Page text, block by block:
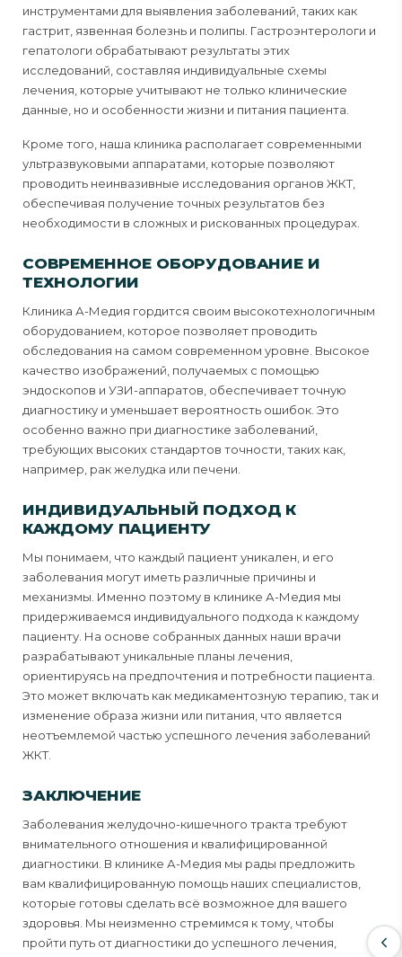
инструментами для выявления заболеваний, таких как
гастрит, язвенная болезнь и полипы. Гастроэнтерологи и
гепатологи обрабатывают результаты этих
исследований, составляя индивидуальные схемы
лечения, которые учитывают не только клинические
данные, но и особенности жизни и питания пациента.
Кроме того, наша клиника располагает современными
ультразвуковыми аппаратами, которые позволяют
проводить неинвазивные исследования органов ЖКТ,
обеспечивая получение точных результатов без
необходимости в сложных и рискованных процедурах.
СОВРЕМЕННОЕ ОБОРУДОВАНИЕ И
ТЕХНОЛОГИИ
Клиника А-Медия гордится своим высокотехнологичным
оборудованием, которое позволяет проводить
обследования на самом современном уровне. Высокое
качество изображений, получаемых с помощью
эндоскопов и УЗИ-аппаратов, обеспечивает точную
диагностику и уменьшает вероятность ошибок. Это
особенно важно при диагностике заболеваний,
требующих высоких стандартов точности, таких как,
например, рак желудка или печени.
ИНДИВИДУАЛЬНЫЙ ПОДХОД К
КАЖДОМУ ПАЦИЕНТУ
Мы понимаем, что каждый пациент уникален, и его
заболевания могут иметь различные причины и
механизмы. Именно поэтому в клинике А-Медия мы
придерживаемся индивидуального подхода к каждому
пациенту. На основе собранных данных наши врачи
разрабатывают уникальные планы лечения,
ориентируясь на предпочтения и потребности пациента.
Это может включать как медикаментозную терапию, так и
изменение образа жизни или питания, что является
неотъемлемой частью успешного лечения заболеваний
ЖКТ.
ЗАКЛЮЧЕНИЕ
Заболевания желудочно-кишечного тракта требуют
внимательного отношения и квалифицированной
диагностики. В клинике А-Медия мы рады предложить
вам квалифицированную помощь наших специалистов,
которые готовы сделать всё возможное для вашего
здоровья. Мы неизменно стремимся к тому, чтобы
пройти путь от диагностики до успешного лечения,